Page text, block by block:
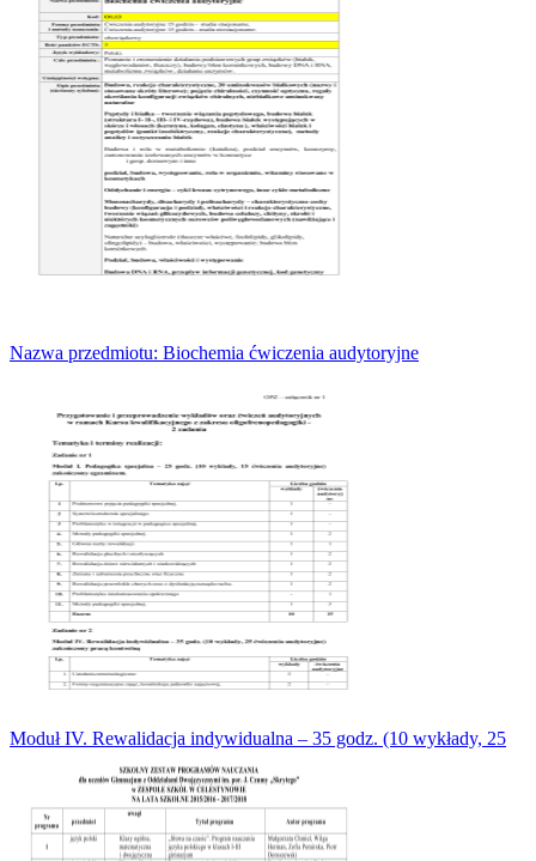
Nazwa przedmiotu: Biochemia ćwiczenia audytoryjne
Moduł IV. Rewalidacja indywidualna – 35 godz. (10 wykłady, 25